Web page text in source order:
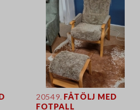
20549. FÅTÖLJ MED
FOTPALL